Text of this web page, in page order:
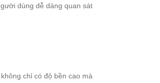
dùng dễ dàng quan sát
chỉ có độ bền cao mà